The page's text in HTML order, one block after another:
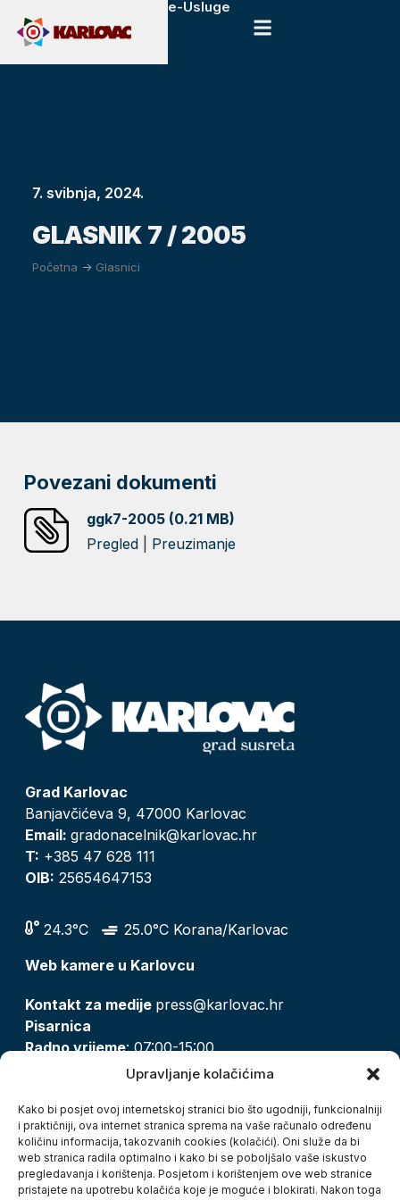
Upravljanje kolačićima
Kako bi posjet ovoj internetskoj stranici bio što ugodniji, funkcionalniji
i praktičniji, ova internet stranica sprema na vaše računalo određenu
količinu informacija, takozvanih cookies (kolačići). Oni služe da bi
web stranica radila optimalno i kako bi se poboljšalo vaše iskustvo
pregledavanja i korištenja. Posjetom i korištenjem ove web stranice
pristajete na upotrebu kolačića koje je moguće i blokirati. Nakon toga
e-Usluge
7. svibnja, 2024.
GLASNIK 7 / 2005
Početna -> Glasnici
Povezani dokumenti
ggk7-2005 (0.21 MB)
Pregled
Preuzimanje
Grad Karlovac
Banjavčićeva 9, 47000 Karlovac
Email: gradonacelnik@karlovac.hr
T: +385 47 628 111
OIB: 25654647153
24.3°C
25.0°C Korana/Karlovac
Web kamere u Karlovcu
Kontakt za medije press@karlovac.hr
Pisarnica
Radno vrijeme: 07:00-15:00
pisarnica@karlovac.hr
Zaštita osobnih podataka
Pristup informacijama